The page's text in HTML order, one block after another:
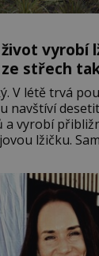
vyrobí
střech
V létě trvá
navštíví
vyrobí
lžičku.
včelstva,
organismů